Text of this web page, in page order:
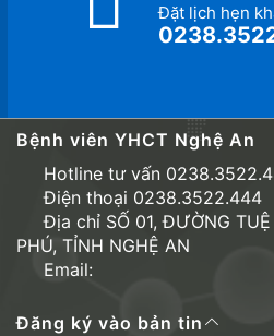
Đặt lịch hẹn
Bệnh viên YHCT Nghệ An
Hotline tư vấn
Điện thoại 0238.3522.444
Địa chỉ SỐ 01, ĐƯỜNG
PHÚ, TỈNH NGHỆ AN
Email:
Đăng ký vào bản tin